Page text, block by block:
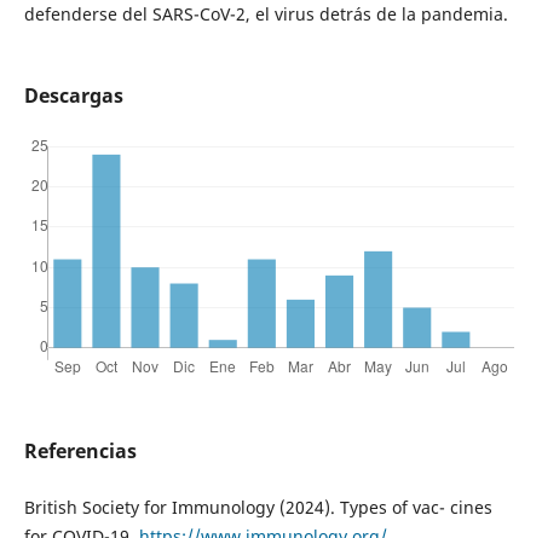
defenderse del SARS-CoV-2, el virus detrás de la pandemia.
Descargas
Referencias
British Society for Immunology (2024). Types of vac- cines